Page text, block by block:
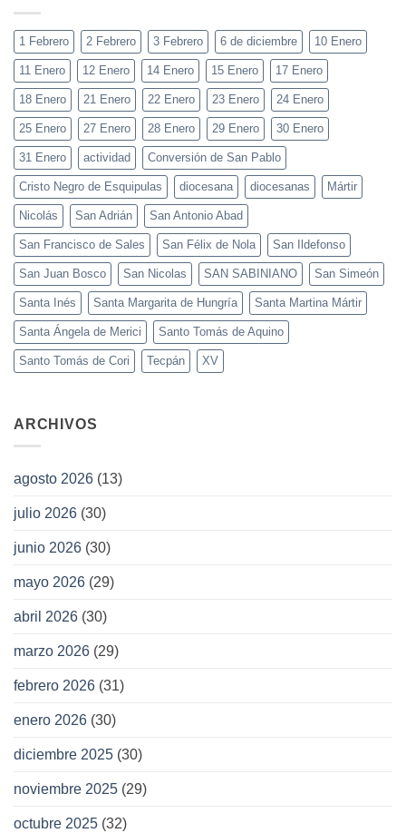
1 Febrero 2 Febrero 3 Febrero 6 de diciembre 10 Enero
11 Enero 12 Enero 14 Enero 15 Enero 17 Enero
18 Enero 21 Enero 22 Enero 23 Enero 24 Enero
25 Enero 27 Enero 28 Enero 29 Enero 30 Enero
31 Enero actividad Conversión de San Pablo
Cristo Negro de Esquipulas diocesana diocesanas Mártir
Nicolás San Adrián San Antonio Abad
San Francisco de Sales San Félix de Nola San Ildefonso
San Juan Bosco San Nicolas SAN SABINIANO San Simeón
Santa Inés Santa Margarita de Hungría Santa Martina Mártir
Santa Ángela de Merici Santo Tomás de Aquino
Santo Tomás de Cori Tecpán XV
ARCHIVOS
agosto 2026 (13)
julio 2026 (30)
junio 2026 (30)
mayo 2026 (29)
abril 2026 (30)
marzo 2026 (29)
febrero 2026 (31)
enero 2026 (30)
diciembre 2025 (30)
noviembre 2025 (29)
octubre 2025 (32)